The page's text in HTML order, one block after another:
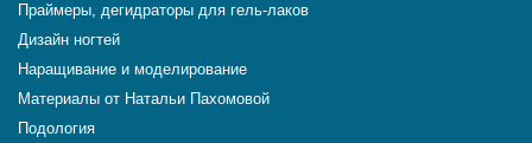
Праймеры, дегидраторы для гель-лаков
Дизайн ногтей
Наращивание и моделирование
Материалы от Натальи Пахомовой
Подология